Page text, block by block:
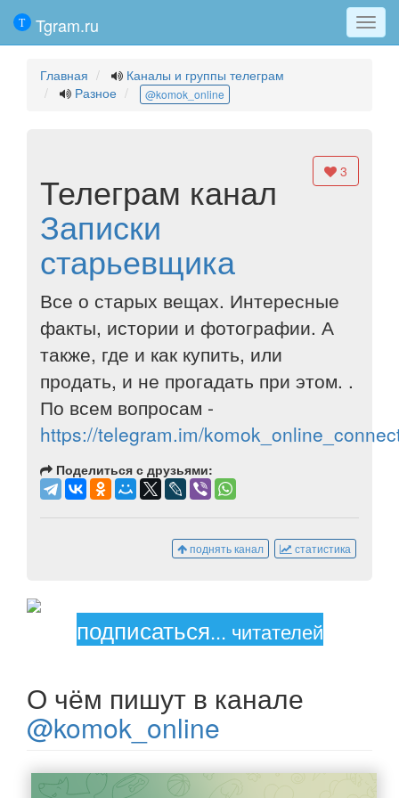
Меню
Tgram.ru
Главная
Каналы и группы телеграм
Разное
@komok_online
3
Телеграм канал
Записки
старьевщика
Все о старых вещах. Интересные
факты, истории и фотографии. А
также, где и как купить, или
продать, и не прогадать при этом. .
По всем вопросам -
https://telegram.im/
Поделиться с друзьями:
статистика
поднять канал
подписаться... читателей
О чём пишут в канале
@komok_online